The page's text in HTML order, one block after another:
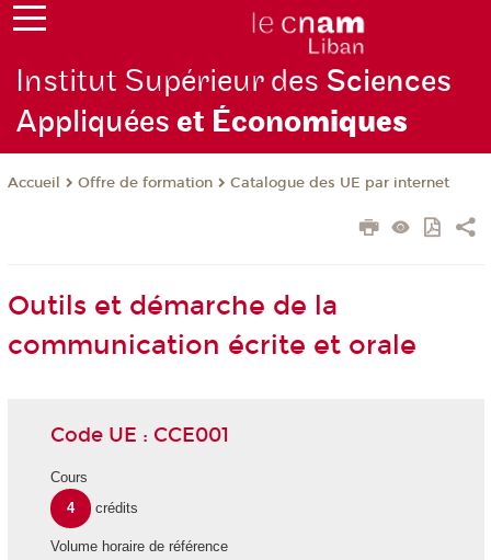
Institut Supérieur des Sciences
Appliquéeset Économiques
Accueil Offre de formation Catalogue des UE par internet
Outils et démarche de la
communication écrite et orale
Code UE : CCE001
Cours
4
crédits
Volume horaire de référence